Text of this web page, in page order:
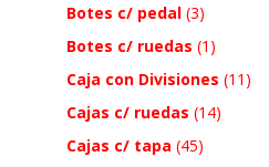
Botes c/ pedal (3)
Botes c/ ruedas (1)
Caja con Divisiones (11)
Cajas c/ ruedas (14)
Cajas c/ tapa (45)